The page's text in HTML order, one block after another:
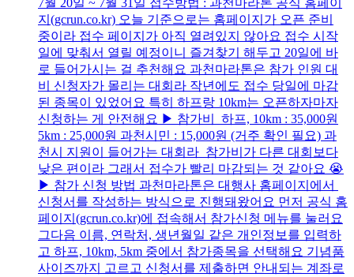
7월 20일 ~ 7월 31일 접수방법 : 과천마라톤 공식 홈페이
지(gcrun.co.kr) 오늘 기준으로는 홈페이지가 오픈 준비
중이라 접수 페이지가 아직 열려있지 않아요 접수 시작
일에 맞춰서 열릴 예정이니 즐겨찾기 해두고 20일에 바
로 들어가시는 걸 추천해요 과천마라톤은 참가 인원 대
비 신청자가 몰리는 대회라 작년에도 접수 당일에 마감
된 종목이 있었어요 특히 하프랑 10km는 오픈하자마자
신청하는 게 안전해요 ▶ 참가비 하프, 10km : 35,000원
5km : 25,000원 과천시민 : 15,000원 (거주 확인 필요) 과
천시 지원이 들어가는 대회라 참가비가 다른 대회보다
낮은 편이라 그래서 접수가 빨리 마감되는 것 같아요 😭
▶ 참가 신청 방법 과천마라톤은 대행사 홈페이지에서
신청서를 작성하는 방식으로 진행돼왔어요 먼저 공식 홈
페이지(gcrun.co.kr)에 접속해서 참가신청 메뉴를 눌러요
그다음 이름, 연락처, 생년월일 같은 개인정보를 입력하
고 하프, 10km, 5km 중에서 참가종목을 선택해요 기념품
사이즈까지 고르고 신청서를 제출하면 안내되는 계좌로